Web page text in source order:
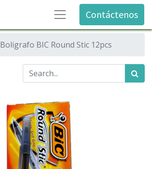
Contáctenos
Boligrafo BIC Round Stic 12pcs